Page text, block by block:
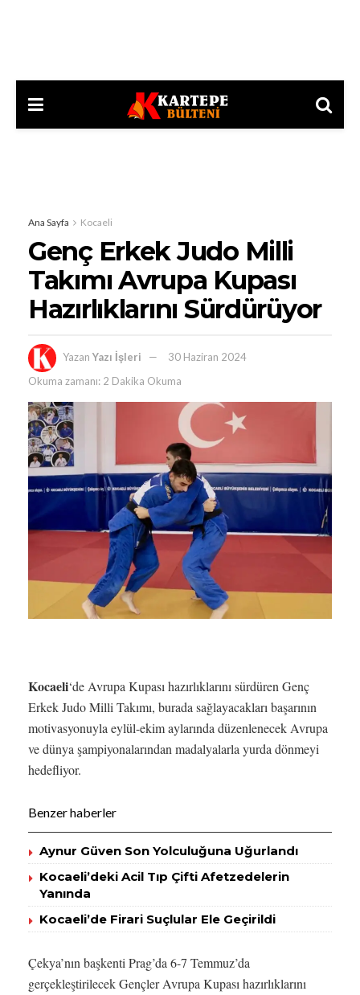
Ana Sayfa Kocaeli
Genç Erkek Judo Milli
Takımı Avrupa Kupası
Hazırlıklarını Sürdürüyor
Yazan Yazı İşleri
30 Haziran 2024
Okuma zamanı: 2 Dakika Okuma
Kocaeli‘de Avrupa Kupası hazırlıklarını sürdüren Genç
Erkek Judo Milli Takımı, burada sağlayacakları başarının
motivasyonuyla eylül-ekim aylarında düzenlenecek Avrupa
ve dünya şampiyonalarından madalyalarla yurda dönmeyi
hedefliyor.
Benzer haberler
Aynur Güven Son Yolculuğuna Uğurlandı
Kocaeli’deki Acil Tıp Çifti Afetzedelerin
Yanında
Kocaeli’de Firari Suçlular Ele Geçirildi
Çekya’nın başkenti Prag’da 6-7 Temmuz’da
gerçekleştirilecek Gençler Avrupa Kupası hazırlıklarını